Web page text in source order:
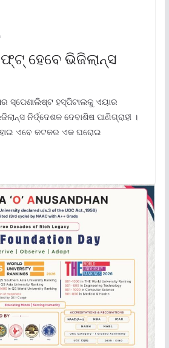
ହେବେ ଭିଜିଲାନ୍ସ
ସ୍ପେଶାଲିଷ୍ଟ ହସ୍ପିଟାଲକୁ ଏୟାର
ନିର୍ଦ୍ଦେଶକ ଦେବାଶିଷ ପାଣିଗ୍ରାହୀ ।
ଏବେ କଟକର ଏକ ଘରୋଇ